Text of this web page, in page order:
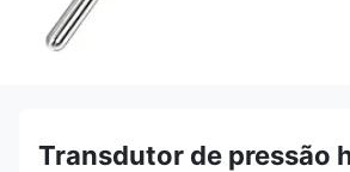
Transdutor de pressão